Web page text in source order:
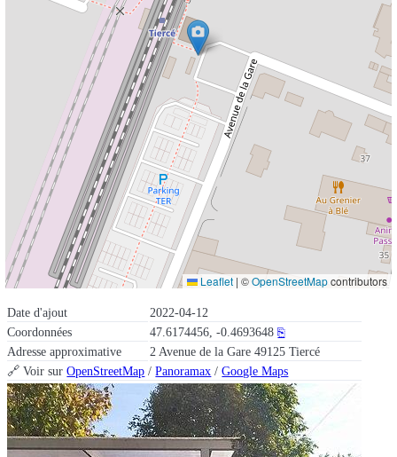
Date d'ajout
2022-04-12
Coordonnées
47.6174456, -0.4693648 ⎘
Adresse approximative
2 Avenue de la Gare 49125 Tiercé
🔗 Voir surOpenStreetMap /Panoramax /Google Maps
Leaflet | ©OpenStreetMapcontributors